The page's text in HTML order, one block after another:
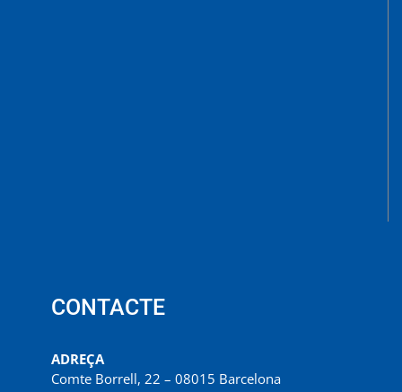
CONTACTE
ADREÇA
Comte Borrell, 22 – 08015 Barcelona